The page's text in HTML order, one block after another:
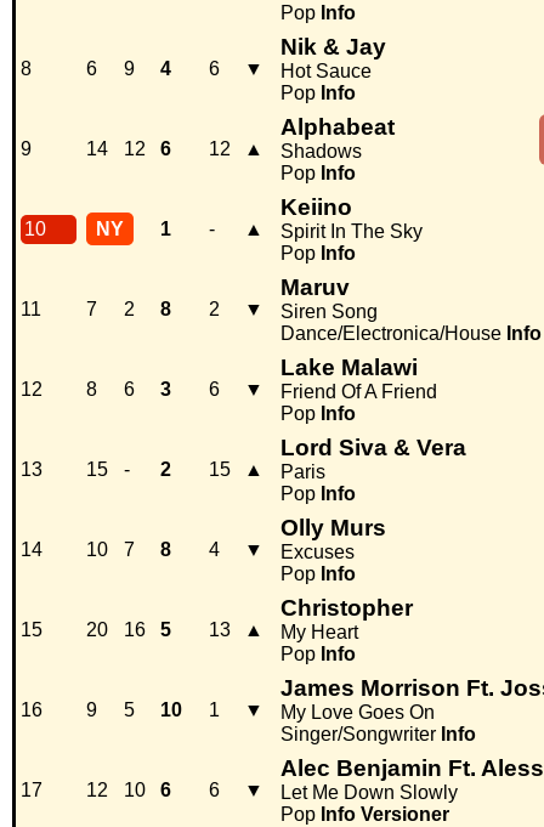
Pop Info
8 6 9 4 6 ▼
Nik & Jay
Hot Sauce
Pop Info
9 14 12 6 12 ▲
Alphabeat
Shadows
Pop Info
10 NY 1 - ▲
Keiino
Spirit In The Sky
Pop Info
11 7 2 8 2 ▼
Maruv
Siren Song
Dance/Electronica/House Info
12 8 6 3 6 ▼
Lake Malawi
Friend Of A Friend
Pop Info
13 15 - 2 15 ▲
Lord Siva & Vera
Paris
Pop Info
14 10 7 8 4 ▼
Olly Murs
Excuses
Pop Info
15 20 16 5 13 ▲
Christopher
My Heart
Pop Info
16 9 5 10 1 ▼
James Morrison Ft.
My Love Goes On
Singer/Songwriter Info
17 12 10 6 6 ▼
Alec Benjamin Ft.
Let Me Down Slowly
Pop Info Versioner